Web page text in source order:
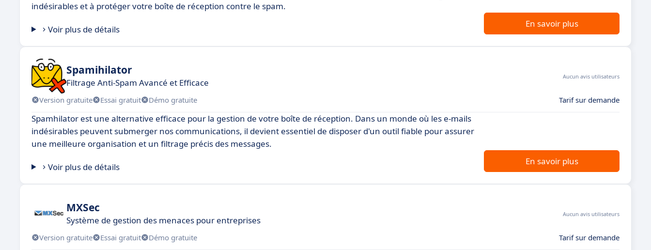
indésirables et à protéger votre boîte de réception contre le spam.
Voir plus de détails
En savoir plus
Spamihilator
Filtrage Anti-Spam Avancé et Efficace
Aucun avis utilisateurs
Version gratuite Essai gratuit Démo gratuite Tarif sur demande
Spamhilator est une alternative efficace pour la gestion de votre boîte de réception. Dans un monde où les e-mails
indésirables peuvent submerger nos communications, il devient essentiel de disposer d'un outil fiable pour assurer
une meilleure organisation et un filtrage précis des messages.
Voir plus de détails
En savoir plus
MXSec
Système de gestion des menaces pour entreprises
Aucun avis utilisateurs
Version gratuite Essai gratuit Démo gratuite Tarif sur demande